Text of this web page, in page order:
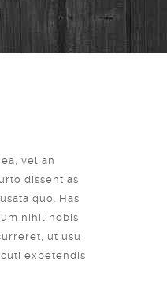
vel an
dissentias
quo. Has
nihil nobis
ut usu
expetendis